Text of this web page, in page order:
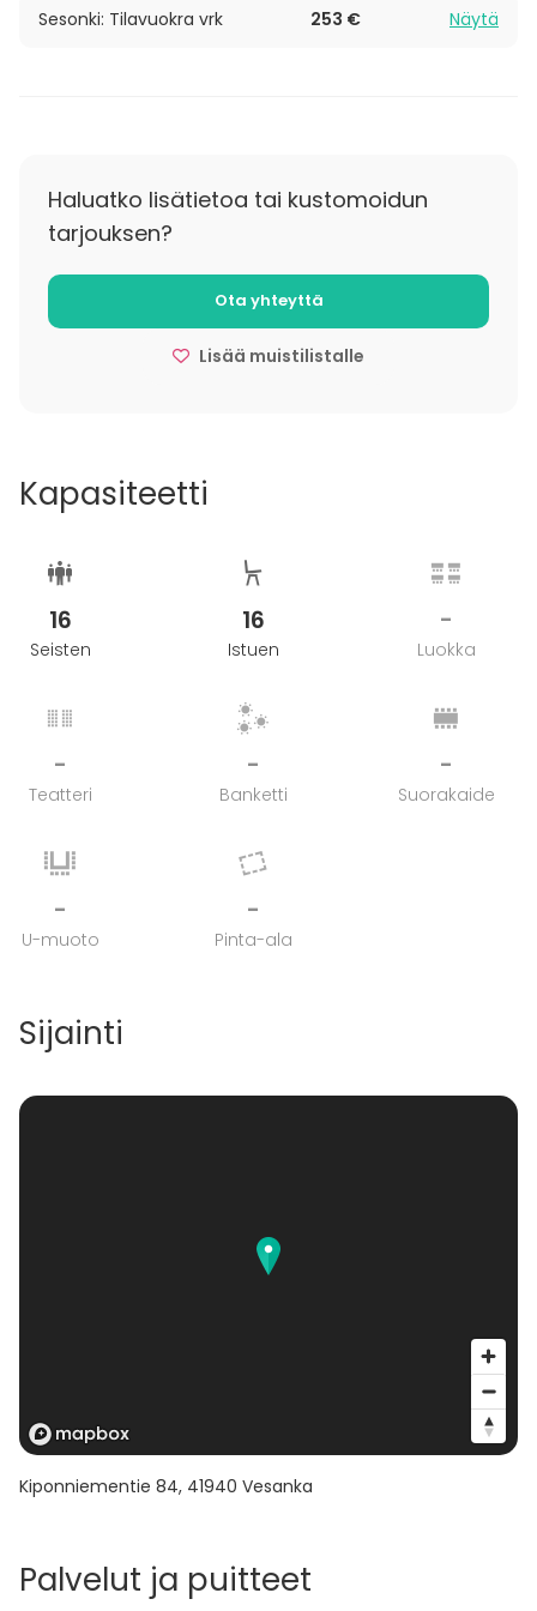
Sesonki: Tilavuokra vrk 253 € Näytä
Haluatko lisätietoa tai kustomoidun
tarjouksen?
Ota yhteyttä
Lisää muistilistalle
Kapasiteetti
16
Seisten
16
Istuen
-
Luokka
-
Teatteri
-
Banketti
-
Suorakaide
-
U-muoto
-
Pinta-ala
Sijainti
Kiponniementie 84, 41940 Vesanka
Palvelut ja puitteet